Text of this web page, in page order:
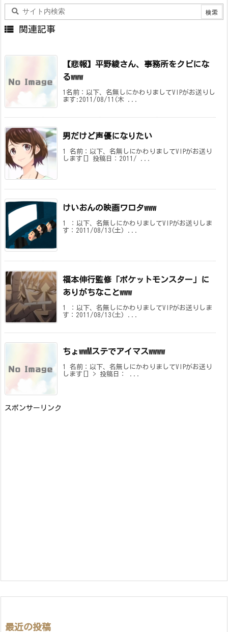
 関連記事
【悲報】平野綾さん、事務所をクビにな
るwww
1名前：以下、名無しにかわりましてVIPがお送りし
ます:2011/08/11(木 ...
男だけど声優になりたい
1 名前：以下、名無しにかわりましてVIPがお送り
します[] 投稿日：2011/ ...
けいおんの映画ワロタwww
1 ：以下、名無しにかわりましてVIPがお送りしま
す：2011/08/13(土) ...
福本伸行監修「ポケットモンスター」に
ありがちなことwww
1 ：以下、名無しにかわりましてVIPがお送りしま
す：2011/08/13(土) ...
ちょwwMステでアイマスwwww
1 名前：以下、名無しにかわりましてVIPがお送り
します[] > 投稿日： ...
スポンサーリンク
最近の投稿